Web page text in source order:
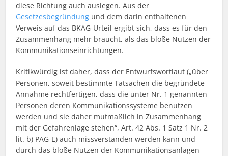
diese Richtung auch auslegen. Aus der
Gesetzesbegründung und dem darin enthaltenen
Verweis auf das BKAG-Urteil ergibt sich, dass es für den
Zusammenhang mehr braucht, als das bloße Nutzen der
Kommunikationseinrichtungen.
Kritikwürdig ist daher, dass der Entwurfswortlaut („über
Personen, soweit bestimmte Tatsachen die begründete
Annahme rechtfertigen, dass die unter Nr. 1 genannten
Personen deren Kommunikationssysteme benutzen
werden und sie daher mutmaßlich in Zusammenhang
mit der Gefahrenlage stehen“, Art. 42 Abs. 1 Satz 1 Nr. 2
lit. b) PAG-E) auch missverstanden werden kann und
durch das bloße Nutzen der Kommunikationsanlagen